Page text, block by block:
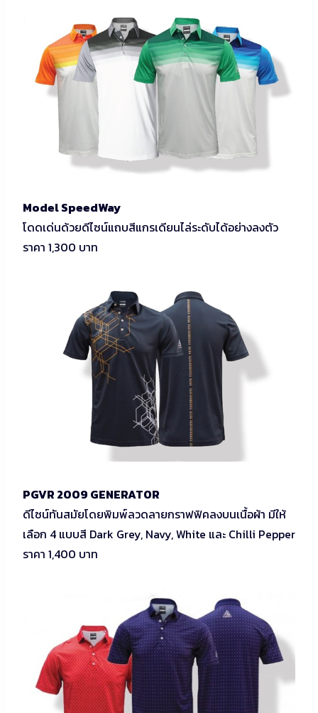
Model SpeedWay
โดดเด่นด้วยดีไซน์แถบสีแกรเดียนไล่ระดับได้อย่างลงตัว
ราคา 1,300 บาท
PGVR 2009 GENERATOR
ดีไซน์ทันสมัยโดยพิมพ์ลวดลายกราฟฟิคลงบนเนื้อผ้า มีให้
เลือก 4 แบบสี Dark Grey, Navy, White และ Chilli Pepper
ราคา 1,400 บาท